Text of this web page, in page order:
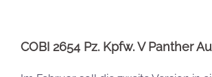
COBI 2654 Pz. Kpfw. V Panther